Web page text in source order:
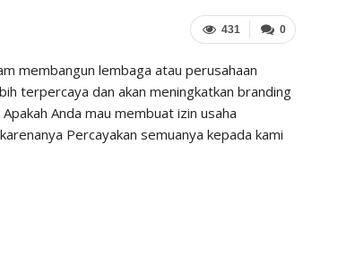
0
431
membangun lembaga atau perusahaan
terpercaya dan akan meningkatkan branding
Anda mau membuat izin usaha
Percayakan semuanya kepada kami